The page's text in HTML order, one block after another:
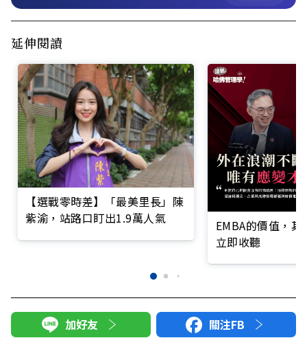
延伸閱讀
【選戰零時差】「最美里長」陳
紫渝，站路口盯出1.9萬人氣
EMBA的價值，
立即收聽
加好友 關注FB